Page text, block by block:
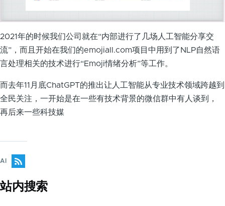
2021年的时候我们公司就在“内部进行了几场人工智能分享交
流”，而且开始在我们的emojiall.com项目中用到了NLP自然语
言处理相关的技术进行“Emoji情绪分析”等工作。
而去年11月底ChatGPT的推出让人工智能从专业技术领域跨越到
全民关注，一开始是在一些有技术背景的微信群中有人谈到，
再后来一些科技媒
AI
站内搜索